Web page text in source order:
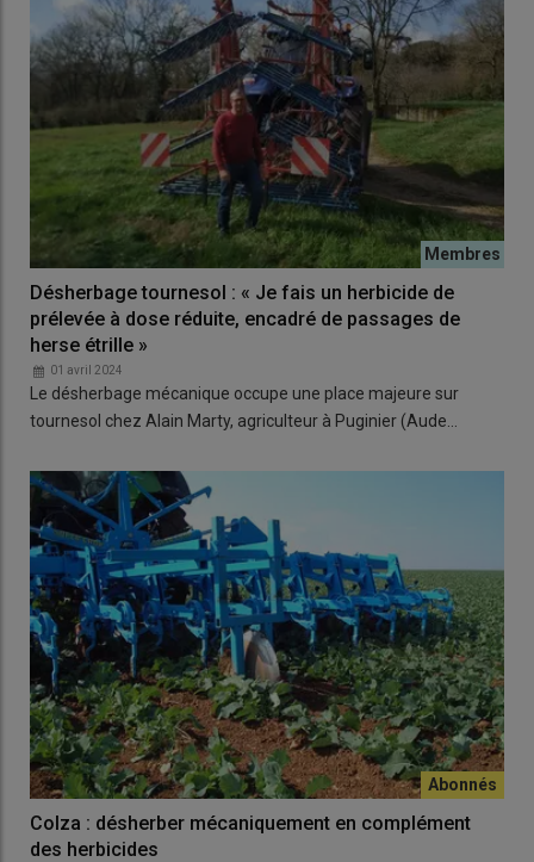
Désherbage tournesol : « Je fais un herbicide de
prélevée à dose réduite, encadré de passages de
herse étrille »
01 avril 2024
Le désherbage mécanique occupe une place majeure sur
tournesol chez Alain Marty, agriculteur à Puginier (Aude…
Colza : désherber mécaniquement en complément
des herbicides